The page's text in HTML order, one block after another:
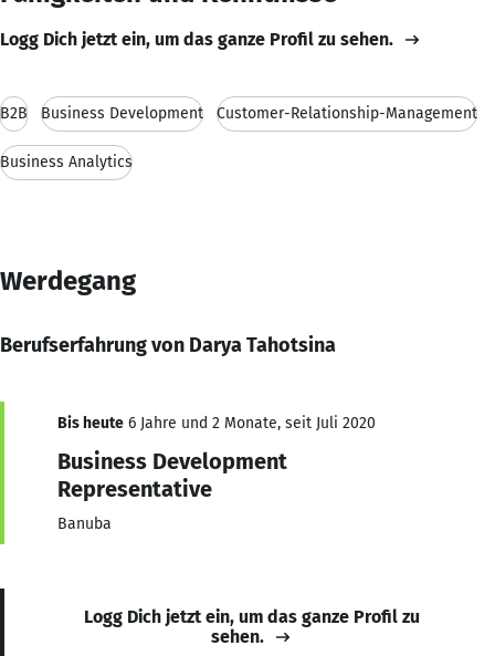
Logg Dich jetzt ein, um das ganze Profil zu sehen.
B2B Business Development Customer-Relationship-Management
Business Analytics
Werdegang
Berufserfahrung von Darya Tahotsina
Bis heute 6 Jahre und 2 Monate, seit Juli 2020
Business Development
Representative
Banuba
Logg Dich jetzt ein, um das ganze Profil zu
sehen.